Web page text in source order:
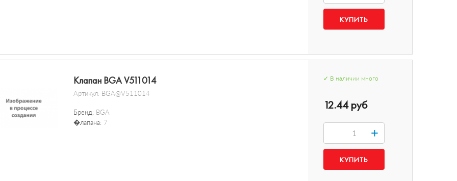
Клапан BGA V511014
Артикул: BGA@V511014
Бренд: BGA
�лапана: 7
✓ В наличии много
12.44 руб
+